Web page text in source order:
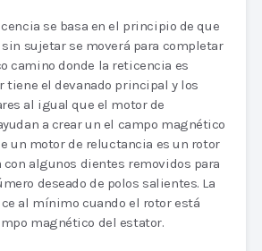
se basa en el principio de que
sujetar se moverá para completar
camino donde la reticencia es
tiene el devanado principal y los
al igual que el motor de
a crear un el campo magnético
un motor de reluctancia es un rotor
algunos dientes removidos para
deseado de polos salientes. La
al mínimo cuando el rotor está
magnético del estator.